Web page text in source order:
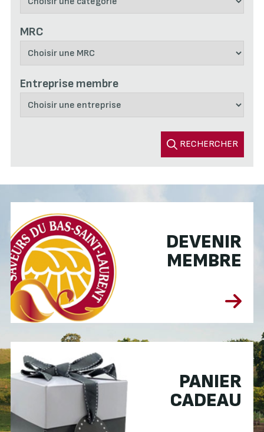
MRC
Entreprise membre
RECHERCHER
DEVENIR
MEMBRE
PANIER
CADEAU